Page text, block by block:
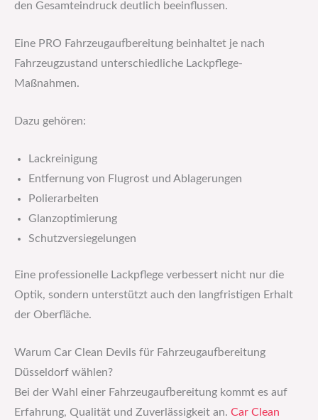
den Gesamteindruck deutlich beeinflussen.
Eine PRO Fahrzeugaufbereitung beinhaltet je nach
Fahrzeugzustand unterschiedliche Lackpflege-
Maßnahmen.
Dazu gehören:
Lackreinigung
Entfernung von Flugrost und Ablagerungen
Polierarbeiten
Glanzoptimierung
Schutzversiegelungen
Eine professionelle Lackpflege verbessert nicht nur die
Optik, sondern unterstützt auch den langfristigen Erhalt
der Oberfläche.
Warum Car Clean Devils für Fahrzeugaufbereitung
Düsseldorf wählen?
Bei der Wahl einer Fahrzeugaufbereitung kommt es auf
Erfahrung, Qualität und Zuverlässigkeit an. Car Clean